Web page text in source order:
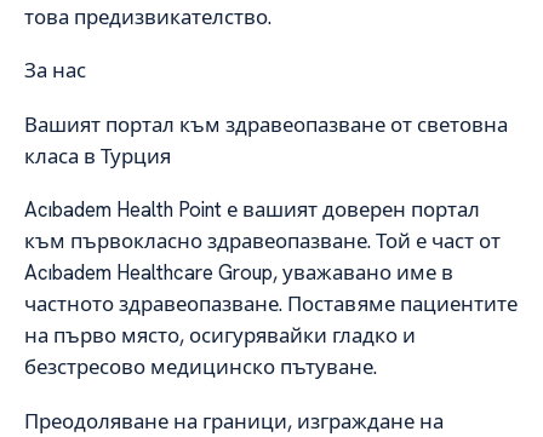
това предизвикателство.
За нас
Вашият портал към здравеопазване от световна
класа в Турция
Acıbadem Health Point е вашият доверен портал
към първокласно здравеопазване. Той е част от
Acıbadem Healthcare Group, уважавано име в
частното здравеопазване. Поставяме пациентите
на първо място, осигурявайки гладко и
безстресово медицинско пътуване.
Преодоляване на граници, изграждане на